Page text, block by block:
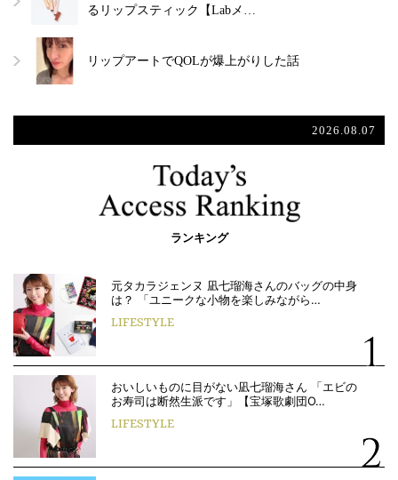
るリップスティック【Labメ…
リップアートでQOLが爆上がりした話
2026.08.07
ランキング
元タカラジェンヌ 凪七瑠海さんのバッグの中身
は？ 「ユニークな小物を楽しみながら…
LIFESTYLE
おいしいものに目がない凪七瑠海さん 「エビの
お寿司は断然生派です」【宝塚歌劇団O…
LIFESTYLE